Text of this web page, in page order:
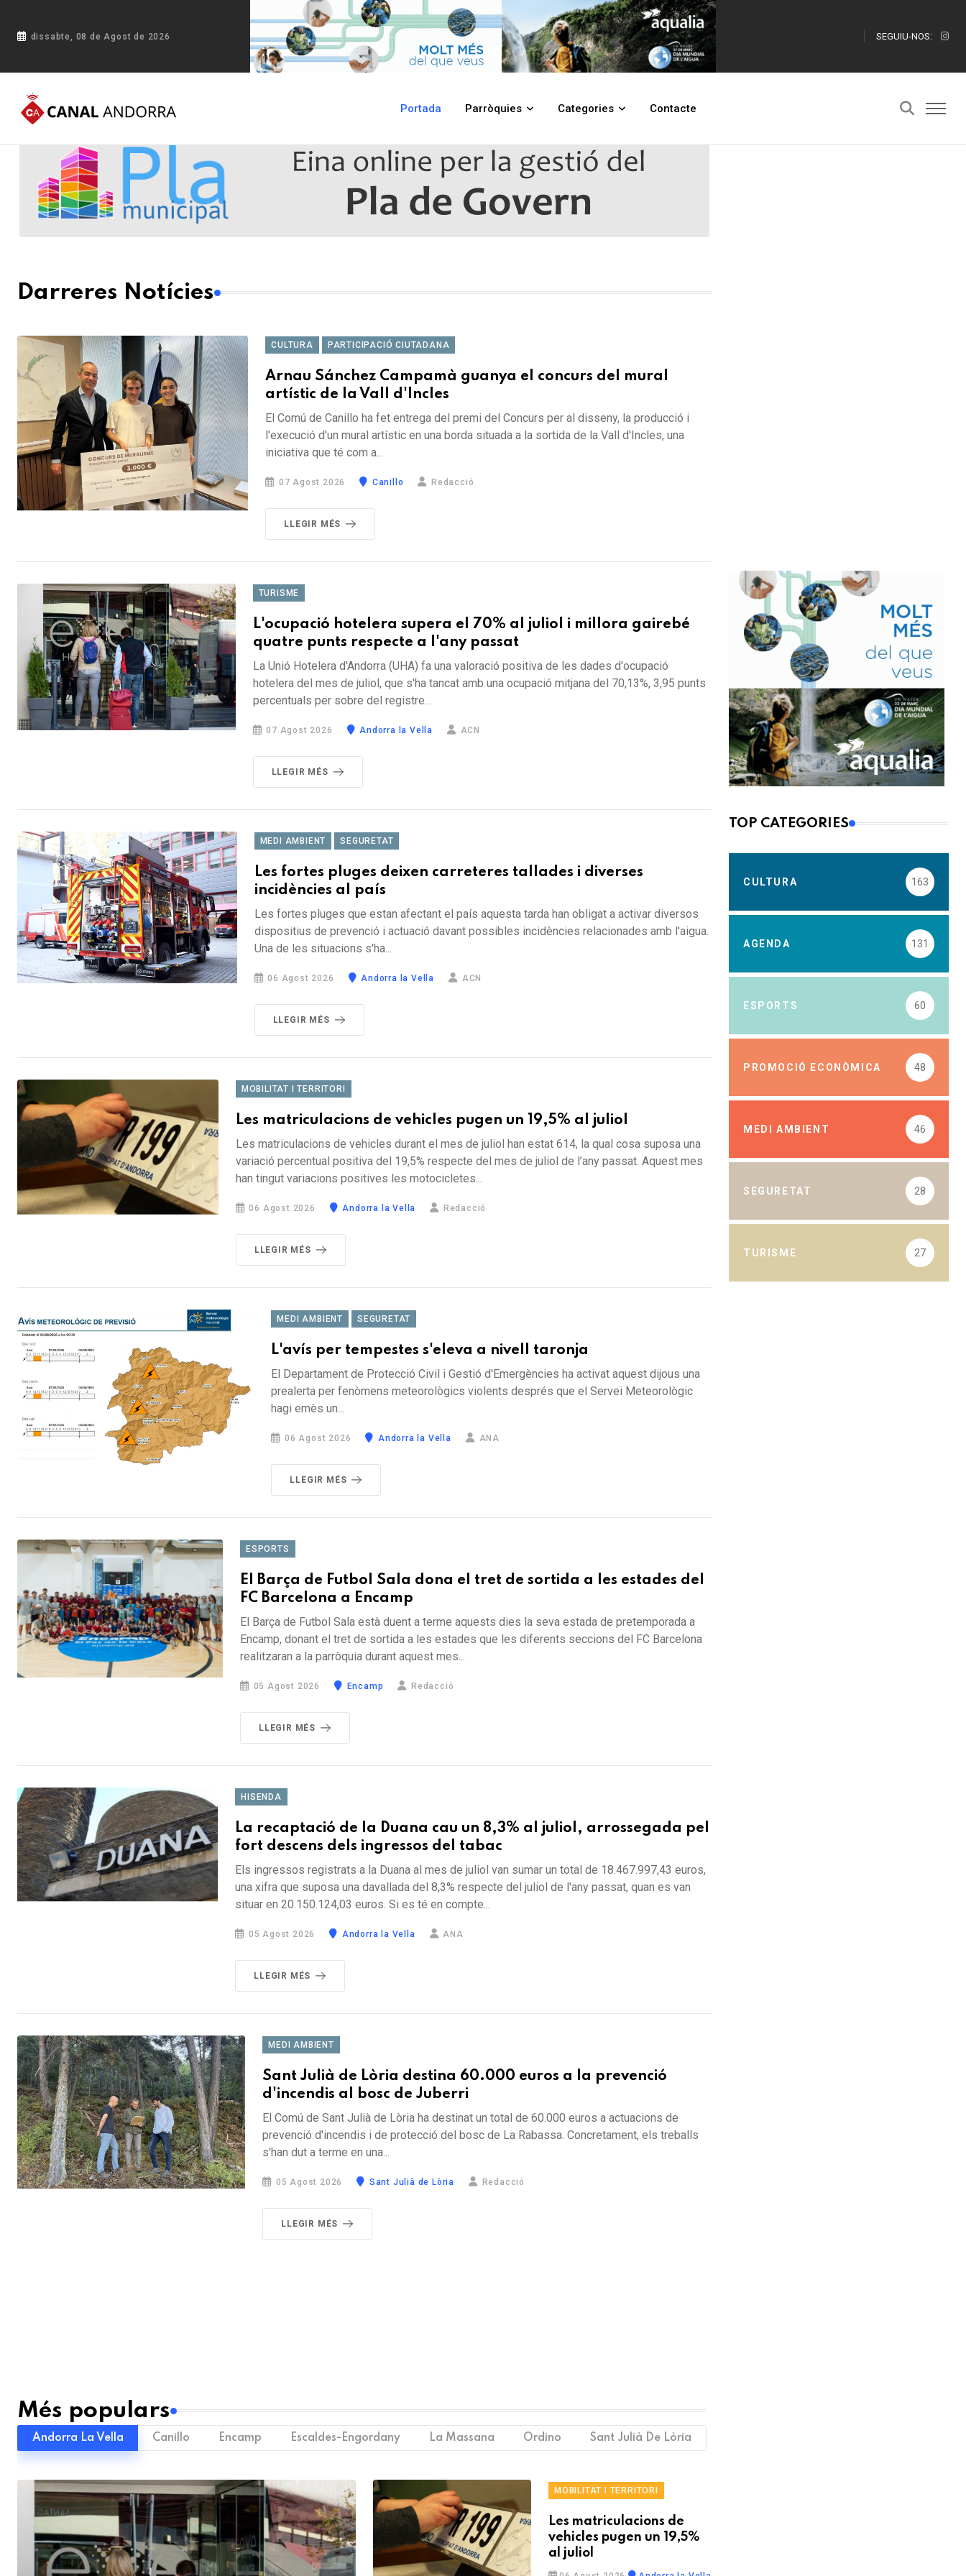
dissabte, 08 de Agost de 2026 SEGUIU-NOS:
Portada Parròquies Categories Contacte
Darreres Notícies
CULTURA PARTICIPACIÓ CIUTADANA
Arnau Sánchez Campamà guanya el concurs del mural
artístic de la Vall d'Incles
El Comú de Canillo ha fet entrega del premi del Concurs per al disseny, la producció i
l'execució d'un mural artístic en una borda situada a la sortida de la Vall d'Incles, una
iniciativa que té com a...
07 Agost 2026 Canillo Redacció
LLEGIR MÉS
TURISME
L'ocupació hotelera supera el 70% al juliol i millora gairebé
quatre punts respecte a l'any passat
La Unió Hotelera d'Andorra (UHA) fa una valoració positiva de les dades d'ocupació
hotelera del mes de juliol, que s'ha tancat amb una ocupació mitjana del 70,13%, 3,95 punts
percentuals per sobre del registre...
07 Agost 2026 Andorra la Vella ACN
LLEGIR MÉS
MEDI AMBIENT SEGURETAT
Les fortes pluges deixen carreteres tallades i diverses
incidències al país
Les fortes pluges que estan afectant el país aquesta tarda han obligat a activar diversos
dispositius de prevenció i actuació davant possibles incidències relacionades amb l'aigua.
Una de les situacions s'ha...
06 Agost 2026 Andorra la Vella ACN
LLEGIR MÉS
MOBILITAT I TERRITORI
Les matriculacions de vehicles pugen un 19,5% al juliol
Les matriculacions de vehicles durant el mes de juliol han estat 614, la qual cosa suposa una
variació percentual positiva del 19,5% respecte del mes de juliol de l’any passat. Aquest mes
han tingut variacions positives les motocicletes...
06 Agost 2026 Andorra la Vella Redacció
LLEGIR MÉS
MEDI AMBIENT SEGURETAT
L'avís per tempestes s'eleva a nivell taronja
El Departament de Protecció Civil i Gestió d'Emergències ha activat aquest dijous una
prealerta per fenòmens meteorològics violents després que el Servei Meteorològic
hagi emès un...
06 Agost 2026 Andorra la Vella ANA
LLEGIR MÉS
ESPORTS
El Barça de Futbol Sala dona el tret de sortida a les estades del
FC Barcelona a Encamp
El Barça de Futbol Sala està duent a terme aquests dies la seva estada de pretemporada a
Encamp, donant el tret de sortida a les estades que les diferents seccions del FC Barcelona
realitzaran a la parròquia durant aquest mes...
05 Agost 2026 Encamp Redacció
LLEGIR MÉS
HISENDA
La recaptació de la Duana cau un 8,3% al juliol, arrossegada pel
fort descens dels ingressos del tabac
Els ingressos registrats a la Duana al mes de juliol van sumar un total de 18.467.997,43 euros,
una xifra que suposa una davallada del 8,3% respecte del juliol de l'any passat, quan es van
situar en 20.150.124,03 euros. Si es té en compte...
05 Agost 2026 Andorra la Vella ANA
LLEGIR MÉS
MEDI AMBIENT
Sant Julià de Lòria destina 60.000 euros a la prevenció
d'incendis al bosc de Juberri
El Comú de Sant Julià de Lòria ha destinat un total de 60.000 euros a actuacions de
prevenció d'incendis i de protecció del bosc de La Rabassa. Concretament, els treballs
s'han dut a terme en una...
05 Agost 2026 Sant Julià de Lòria Redacció
LLEGIR MÉS
TOP CATEGORIES
CULTURA 163
AGENDA 131
ESPORTS 60
PROMOCIÓ ECONÒMICA 48
MEDI AMBIENT 46
SEGURETAT 28
TURISME 27
Més populars
Andorra La Vella Canillo Encamp Escaldes-Engordany La Massana Ordino Sant Julià De Lòria
MOBILITAT I TERRITORI
Les matriculacions de
vehicles pugen un 19,5%
al juliol